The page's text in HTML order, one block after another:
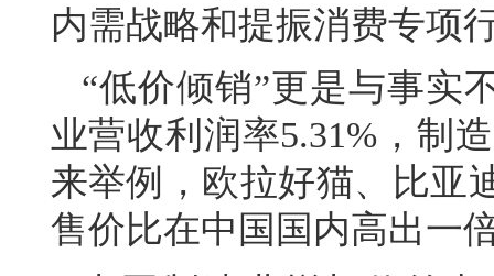
内需战略和提振消费专项
“低价倾销”更是与事实
业营收利润率5.31%，制
来举例，欧拉好猫、比亚
售价比在中国国内高出一